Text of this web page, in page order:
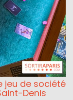
jeu de société
Denis